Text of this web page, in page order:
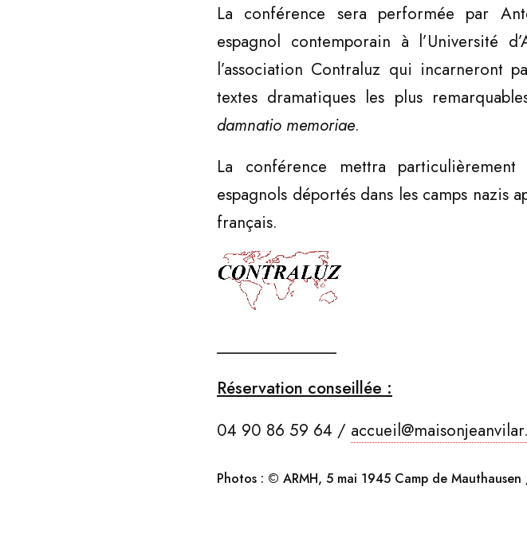
La conférence sera performée par
espagnol contemporain à l’Université
l’association Contraluz qui incarneront
textes dramatiques les plus
damnatio memoriae.
La conférence mettra
espagnols déportés dans les camps nazis
français.
_______________
Réservation conseillée :
04 90 86 59 64 /
Photos : © ARMH, 5 mai 1945 Camp de